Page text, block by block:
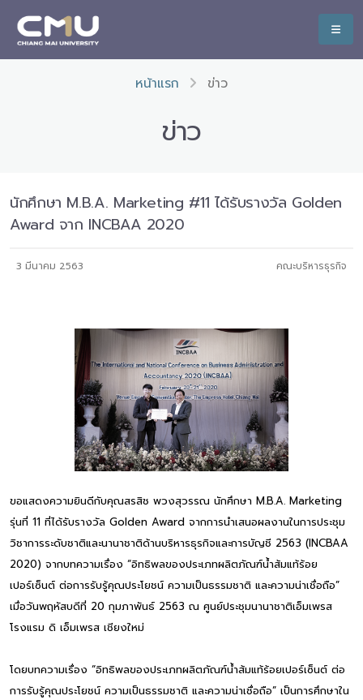
หน้าแรก ข่าว
ข่าว
นักศึกษา M.B.A. Marketing #11 ได้รับรางวัล Golden
Award จาก INCBAA 2020
3 มีนาคม 2563 คณะบริหารธุรกิจ
ขอแสดงความยินดีกับคุณสรสิช พวงสุวรรณ นักศึกษา M.B.A. Marketing
รุ่นที่ 11 ที่ได้รับรางวัล Golden Award จากการนำเสนอผลงานในการประชุม
วิชาการระดับชาติและนานาชาติด้านบริหารธุรกิจและการบัญชี 2563 (INCBAA
2020) จากบทความเรื่อง “อิทธิพลของประเภทผลิตภัณฑ์น้ำส้มแท้ร้อย
เปอร์เซ็นต์ ต่อการรับรู้คุณประโยชน์ ความเป็นธรรมชาติ และความน่าเชื่อถือ”
เมื่อวันพฤหัสบดีที่ 20 กุมภาพันธ์ 2563 ณ ศูนย์ประชุมนานาชาติเอ็มเพรส
โรงแรม ดิ เอ็มเพรส เชียงใหม่
โดยบทความเรื่อง “อิทธิพลของประเภทผลิตภัณฑ์น้ำส้มแท้ร้อยเปอร์เซ็นต์ ต่อ
การรับรู้คุณประโยชน์ ความเป็นธรรมชาติ และความน่าเชื่อถือ” เป็นการศึกษาใน